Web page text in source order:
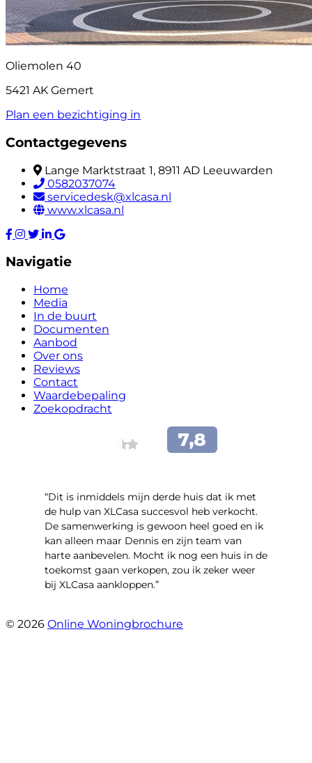
Oliemolen 40
5421 AK Gemert
Plan een bezichtiging in
Contactgegevens
Lange Marktstraat 1, 8911 AD Leeuwarden
0582037074
servicedesk@xlcasa.nl
www.xlcasa.nl
Navigatie
Home
Media
In de buurt
Documenten
Aanbod
Over ons
Reviews
Contact
Waardebepaling
Zoekopdracht
“Dit is inmiddels mijn derde huis dat ik met
de hulp van XLCasa succesvol heb verkocht.
De samenwerking is gewoon heel goed en ik
kan alleen maar Dennis en zijn team van
harte aanbevelen. Mocht ik nog een huis in de
toekomst gaan verkopen, zou ik zeker weer
bij XLCasa aankloppen.”
© 2026 Online Woningbrochure